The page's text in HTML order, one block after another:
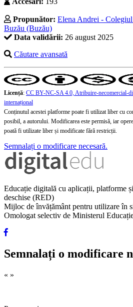
Propunător: Elena Andrei -
Buzău (Buzău)
Data validării: 26 august 2025
Căutare avansată
Licență: CC BY-NC-SA 4.0, Atribuire-necomercial-
internațional
Conținutul acestei platforme poate fi utilizat liber cu
posibil, a autorului. Modificarea este permisă, iar
poată fi utilizate liber și modificate fără restricții.
Semnalați o modificare necesară.
Educație digitală cu aplicații, platforme
deschise (RED)
Mijloc de învățământ pentru utilizare în
Omologat selectiv de Ministerul
Semnalați o modificare
« »